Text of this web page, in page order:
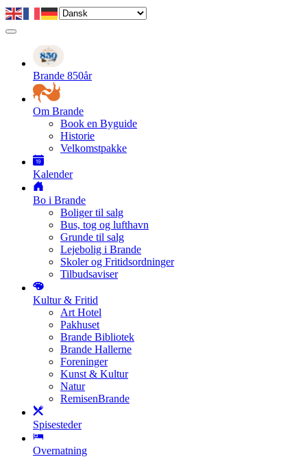
Gå
til
hovedindhold
Primær
navigation
Brande 850år
Om Brande
Book en Byguide
Historie
Velkomstpakke
Kalender
Bo i Brande
Boliger til salg
Bus, tog og lufthavn
Grunde til salg
Lejebolig i Brande
Skoler og Fritidsordninger
Tilbudsaviser
Kultur & Fritid
Art Hotel
Pakhuset
Brande Bibliotek
Brande Hallerne
Foreninger
Kunst & Kultur
Natur
RemisenBrande
Spisesteder
Overnatning